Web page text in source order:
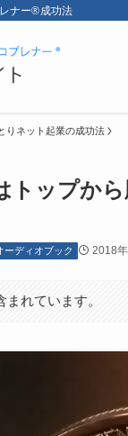
ナー®成功法
りネット起業の成功法
トップか
ーディオブック 2018
れています。